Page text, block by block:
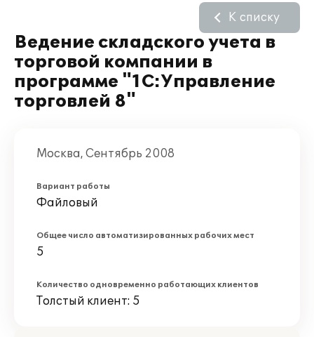
Ведение складского учета в
торговой компании в
программе "1С:Управление
торговлей 8"
К списку
Москва, Сентябрь 2008
Вариант работы
Файловый
Общее число автоматизированных рабочих мест
5
Количество одновременно работающих клиентов
Толстый клиент: 5